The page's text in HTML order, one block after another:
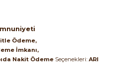
Ödeme,
İmkanı,
Nakit Ödeme Seçenekleri: ARI